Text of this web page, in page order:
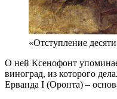
«Отступление
О ней Ксенофонт
виноград, из которого
Ерванда I (Оронта) –